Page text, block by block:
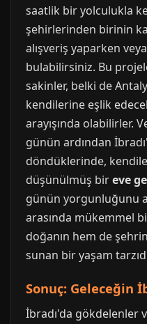
saatlik bir yolculukla
şehirlerinden birinin
alışveriş yaparken
bulabilirsiniz. Bu
sakinler, belki de
kendilerine eşlik
arayışında olabilirler.
günün ardından
döndüklerinde,
düşünülmüş bireve
günün yorgunluğunu
arasında mükemmel
doğanın hem de
sunan bir yaşam
Sonuç: Geleceğin
İbradı'da gökdelenler